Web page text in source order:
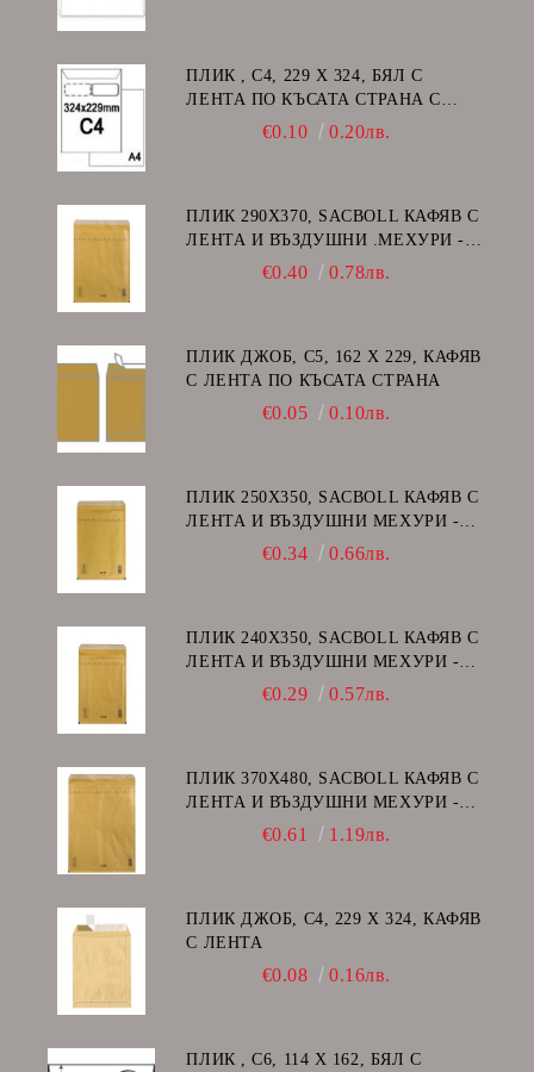
ПЛИК , C4, 229 Х 324, БЯЛ С
ЛЕНТА ПО КЪСАТА СТРАНА С
ДЕСЕН ПРОЗОРЕЦ
€0.10 0.20лв.
ПЛИК 290Х370, SACBOLL КАФЯВ С
ЛЕНТА И ВЪЗДУШНИ .МЕХУРИ -
€0.40 0.78лв.
ПЛИК ДЖОБ, C5, 162 Х 229, КАФЯВ
С ЛЕНТА ПО КЪСАТА СТРАНА
€0.05 0.10лв.
ПЛИК 250Х350, SACBOLL КАФЯВ С
ЛЕНТА И ВЪЗДУШНИ МЕХУРИ -
€0.34 0.66лв.
ПЛИК 240Х350, SACBOLL КАФЯВ С
ЛЕНТА И ВЪЗДУШНИ МЕХУРИ -
€0.29 0.57лв.
ПЛИК 370Х480, SACBOLL КАФЯВ С
ЛЕНТА И ВЪЗДУШНИ МЕХУРИ -
€0.61 1.19лв.
ПЛИК ДЖОБ, C4, 229 Х 324, КАФЯВ
С ЛЕНТА
€0.08 0.16лв.
ПЛИК , C6, 114 Х 162, БЯЛ С